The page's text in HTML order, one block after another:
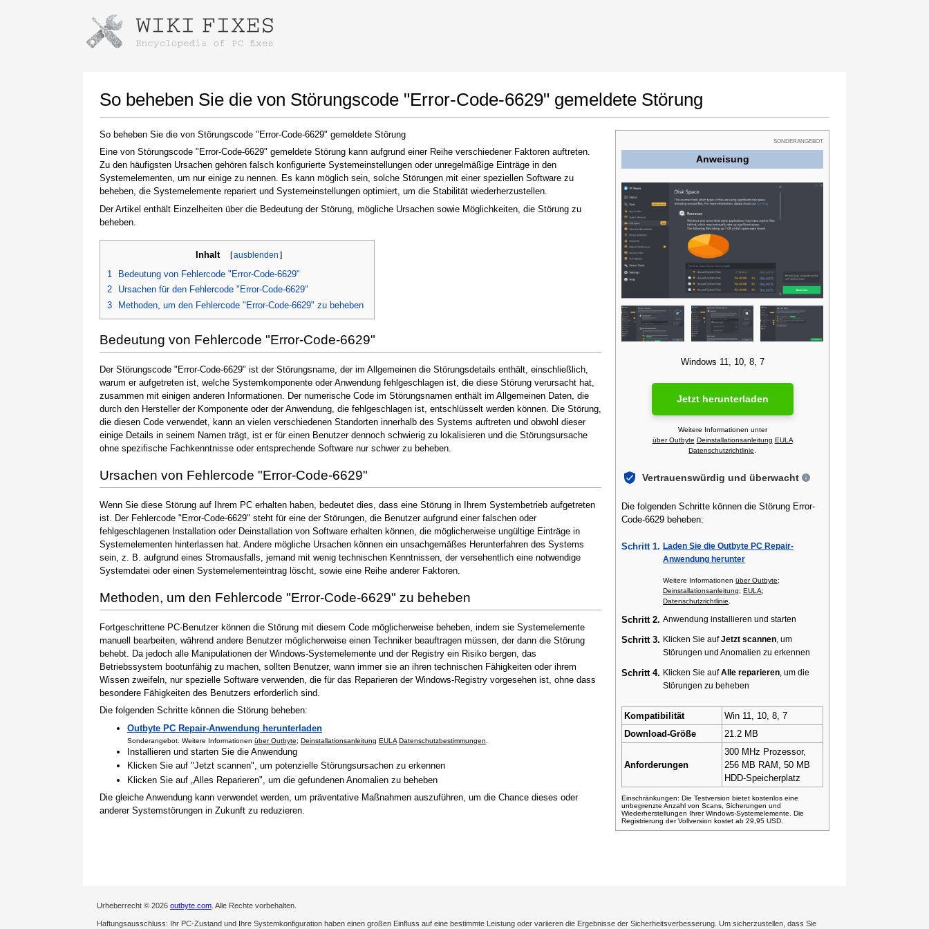
So beheben Sie die von Störungscode "Error-Code-6629" gemeldete Störung
So beheben Sie die von Störungscode "Error-Code-6629" gemeldete Störung
Eine von Störungscode "Error-Code-6629" gemeldete Störung kann aufgrund einer Reihe verschiedener Faktoren auftreten.
Zu den häufigsten Ursachen gehören falsch konfigurierte Systemeinstellungen oder unregelmäßige Einträge in den
Systemelementen, um nur einige zu nennen. Es kann möglich sein, solche Störungen mit einer speziellen Software zu
beheben, die Systemelemente repariert und Systemeinstellungen optimiert, um die Stabilität wiederherzustellen.
Der Artikel enthält Einzelheiten über die Bedeutung der Störung, mögliche Ursachen sowie Möglichkeiten, die Störung zu
beheben.
Inhalt [ausblenden ]
1
Bedeutung von Fehlercode "Error-Code-6629"
2
Ursachen für den Fehlercode "Error-Code-6629"
3
Methoden, um den Fehlercode "Error-Code-6629" zu beheben
Bedeutung von Fehlercode "Error-Code-6629"
Der Störungscode "Error-Code-6629" ist der Störungsname, der im Allgemeinen die Störungsdetails enthält, einschließlich,
warum er aufgetreten ist, welche Systemkomponente oder Anwendung fehlgeschlagen ist, die diese Störung verursacht hat,
zusammen mit einigen anderen Informationen. Der numerische Code im Störungsnamen enthält im Allgemeinen Daten, die
durch den Hersteller der Komponente oder der Anwendung, die fehlgeschlagen ist, entschlüsselt werden können. Die Störung,
die diesen Code verwendet, kann an vielen verschiedenen Standorten innerhalb des Systems auftreten und obwohl dieser
einige Details in seinem Namen trägt, ist er für einen Benutzer dennoch schwierig zu lokalisieren und die Störungsursache
ohne spezifische Fachkenntnisse oder entsprechende Software nur schwer zu beheben.
Ursachen von Fehlercode "Error-Code-6629"
Wenn Sie diese Störung auf Ihrem PC erhalten haben, bedeutet dies, dass eine Störung in Ihrem Systembetrieb aufgetreten
ist. Der Fehlercode "Error-Code-6629" steht für eine der Störungen, die Benutzer aufgrund einer falschen oder
fehlgeschlagenen Installation oder Deinstallation von Software erhalten können, die möglicherweise ungültige Einträge in
Systemelementen hinterlassen hat. Andere mögliche Ursachen können ein unsachgemäßes Herunterfahren des Systems
sein, z. B. aufgrund eines Stromausfalls, jemand mit wenig technischen Kenntnissen, der versehentlich eine notwendige
Systemdatei oder einen Systemelementeintrag löscht, sowie eine Reihe anderer Faktoren.
Methoden, um den Fehlercode "Error-Code-6629" zu beheben
Fortgeschrittene PC-Benutzer können die Störung mit diesem Code möglicherweise beheben, indem sie Systemelemente
manuell bearbeiten, während andere Benutzer möglicherweise einen Techniker beauftragen müssen, der dann die Störung
behebt. Da jedoch alle Manipulationen der Windows-Systemelemente und der Registry ein Risiko bergen, das
Betriebssystem bootunfähig zu machen, sollten Benutzer, wann immer sie an ihren technischen Fähigkeiten oder ihrem
Wissen zweifeln, nur spezielle Software verwenden, die für das Reparieren der Windows-Registry vorgesehen ist, ohne dass
besondere Fähigkeiten des Benutzers erforderlich sind.
Die folgenden Schritte können die Störung beheben:
Outbyte PC Repair-Anwendung herunterladen
Sonderangebot. Weitere Informationen über Outbyte; Deinstallationsanleitung EULA Datenschutzbestimmungen
Installieren und starten Sie die Anwendung
Klicken Sie auf "Jetzt scannen", um potenzielle Störungsursachen zu erkennen
Klicken Sie auf „Alles Reparieren", um die gefundenen Anomalien zu beheben
Die gleiche Anwendung kann verwendet werden, um präventative Maßnahmen auszuführen, um die Chance dieses oder
anderer Systemstörungen in Zukunft zu reduzieren.
SONDERANGEBOT
Anweisung
Windows 11, 10, 8, 7
Jetzt herunterladen
Weitere Informationen unter
über Outbyte Deinstallationsanleitung EULA
Datenschutzrichtlinie
Vertrauenswürdig und überwacht
Die folgenden Schritte können die Störung Error-
Code-6629 beheben:
Schritt 1. Laden Sie die Outbyte PC Repair-
Anwendung herunter
Weitere Informationen über Outbyte;
Deinstallationsanleitung; EULA;
Datenschutzrichtlinie
Schritt 2. Anwendung installieren und starten
Schritt 3. Klicken Sie aufJetzt scannen , um
Störungen und Anomalien zu erkennen
Schritt 4. Klicken Sie aufAlle reparieren , um die
Störungen zu beheben
Kompatibilität
Win 11, 10, 8, 7
Download-Größe
21.2 MB
Anforderungen
300 MHz Prozessor,
256 MB RAM, 50 MB
HDD-Speicherplatz
Einschränkungen: Die Testversion bietet kostenlos eine
unbegrenzte Anzahl von Scans, Sicherungen und
Wiederherstellungen Ihrer Windows-Systemelemente. Die
Registrierung der Vollversion kostet ab 29,95 USD.
Urheberrecht © 2026 outbyte.com . Alle Rechte vorbehalten.
Haftungsausschluss: Ihr PC-Zustand und Ihre Systemkonfiguration haben einen großen Einfluss auf eine bestimmte Leistung oder variieren die Ergebnisse der Sicherheitsverbesserung. Um sicherzustellen, dass Sie
Anweisungen zum Herunterladen mit Google Chrome
Klicken Sie nach Abschluss des Downloads auf
den Link zur heruntergeladenen Datei